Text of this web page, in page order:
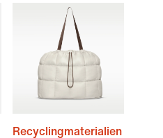
Recyclingmaterialien